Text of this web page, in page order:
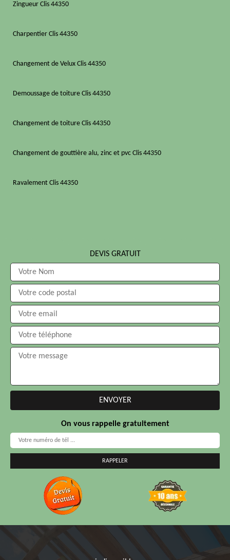
Zingueur Clis 44350
Charpentier Clis 44350
Changement de Velux Clis 44350
Demoussage de toiture Clis 44350
Changement de toiture Clis 44350
Changement de gouttière alu, zinc et pvc Clis 44350
Ravalement Clis 44350
DEVIS GRATUIT
On vous rappelle gratuitement